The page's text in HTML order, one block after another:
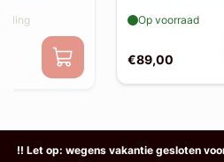
€89,00
Op voorraad
!! Let op: wegens vakantie gesloten